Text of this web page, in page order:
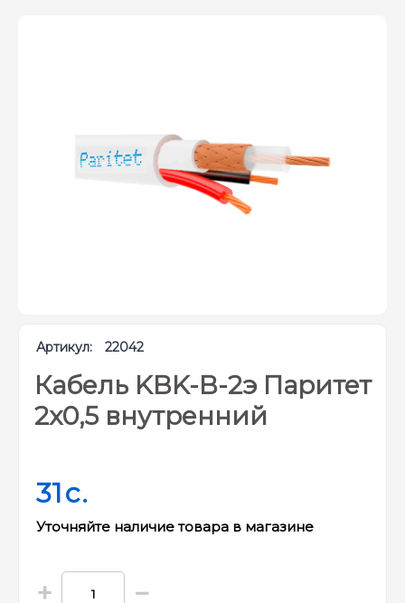
Артикул: 22042
Кабель KBK-B-2э Паритет
2х0,5 внутренний
31c.
Уточняйте наличие товара в магазине
+ −